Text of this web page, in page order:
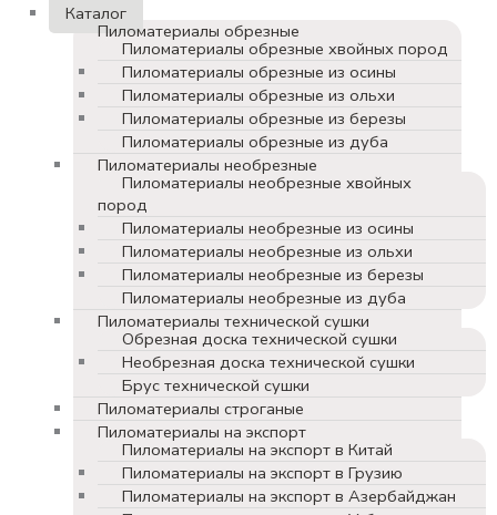
Каталог
Пиломатериалы обрезные
Пиломатериалы обрезные хвойных пород
Пиломатериалы обрезные из осины
Пиломатериалы обрезные из ольхи
Пиломатериалы обрезные из березы
Пиломатериалы обрезные из дуба
Пиломатериалы необрезные
Пиломатериалы необрезные хвойных
пород
Пиломатериалы необрезные из осины
Пиломатериалы необрезные из ольхи
Пиломатериалы необрезные из березы
Пиломатериалы необрезные из дуба
Пиломатериалы технической сушки
Обрезная доска технической сушки
Необрезная доска технической сушки
Брус технической сушки
Пиломатериалы строганые
Пиломатериалы на экспорт
Пиломатериалы на экспорт в Китай
Пиломатериалы на экспорт в Грузию
Пиломатериалы на экспорт в Азербайджан